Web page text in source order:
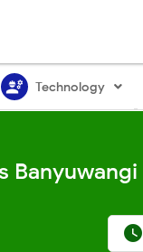
engineering Technology
Banyuwangi
